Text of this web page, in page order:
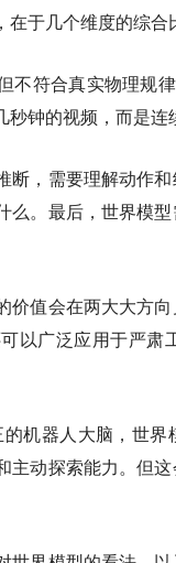
于几个维度的综合
不符合真实物理规
钟的视频，而是连
断 ，需要理解动作
么。最后，世界模
价值会在两大大方
以广泛应用于严
机器人大脑，世
主动探索能力。但